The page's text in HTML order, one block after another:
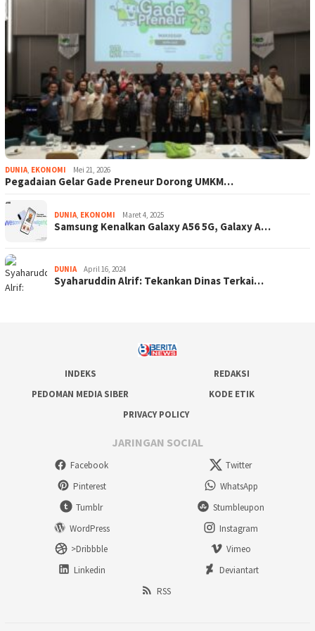
DUNIA, EKONOMI Mei 21, 2026
Pegadaian Gelar Gade Preneur Dorong UMKM…
DUNIA, EKONOMI Maret 4, 2025
Samsung Kenalkan Galaxy A56 5G, Galaxy A…
DUNIA April 16, 2024
Syaharuddin Alrif: Tekankan Dinas Terkai…
INDEKS
REDAKSI
PEDOMAN MEDIA SIBER
KODE ETIK
PRIVACY POLICY
JARINGAN SOCIAL
Facebook
Twitter
Pinterest
WhatsApp
Tumblr
Stumbleupon
WordPress
Instagram
>Dribbble
Vimeo
Linkedin
Deviantart
RSS